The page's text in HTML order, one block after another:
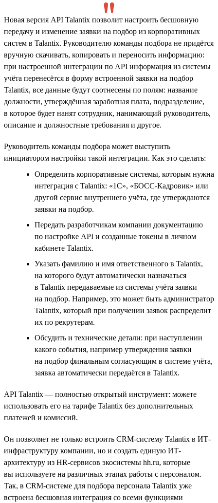
Новая версия API Talantix позволит настроить бесшовную
передачу и изменение заявки на подбор из корпоративных
систем в Talantix. Руководителю команды подбора не придётся
вручную скачивать, копировать и переносить информацию:
при настроенной интеграции по API информация из системы
учёта перенесётся в форму встроенной заявки на подбор
Talantix, все данные будут соотнесены по полям: название
должности, утверждённая заработная плата, подразделение,
в которое будет нанят сотрудник, нанимающий руководитель,
описание и должностные требования и другое.
Руководитель команды подбора может выступить
инициатором настройки такой интеграции. Как это сделать:
Определить корпоративные системы, которым нужна
интеграция с Talantix: «1С», «БОСС-Кадровик» или
другой сервис внутреннего учёта, где утверждаются
заявки на подбор.
Передать разработчикам компании документацию
по настройке API и созданные токены в личном
кабинете Talantix.
Указать фамилию и имя ответственного в Talantix,
на которого будут автоматически назначаться
в Talantix передаваемые из системы учёта заявки
на подбор. Например, это может быть администратор
Talantix, который при получении заявок распределит
их по рекрутерам.
Обсудить и технические детали: при наступлении
какого события, например утверждения заявки
на подбор финальным согласующим в системе учёта,
заявка автоматически передаётся в Talantix.
API Talantix — полностью открытый инструмент: можете
использовать его на тарифе Talantix без дополнительных
платежей и комиссий.
Он позволяет не только встроить CRM-систему Talantix в ИТ-
инфраструктуру компании, но и создать единую ИТ-
архитектуру из HR-сервисов экосистемы hh.ru, которые
вы используете на различных этапах работы с персоналом.
Так, в CRM-системе для подбора персонала Talantix уже
встроена бесшовная интеграция со всеми функциями